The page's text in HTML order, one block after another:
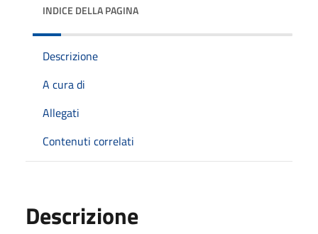
INDICE DELLA PAGINA
Descrizione
A cura di
Allegati
Contenuti correlati
Descrizione